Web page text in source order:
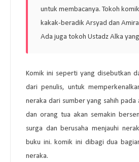
untuk membacanya. Tokoh
kakak-beradik Arsyad dan
Ada juga tokoh Ustadz Alka
Komik ini seperti yang disebutkan
dari penulis, untuk
neraka dari sumber yang sahih pada
dan orang tua akan semakin
surga dan berusaha menjauhi
buku ini. komik ini dibagi dua
neraka.